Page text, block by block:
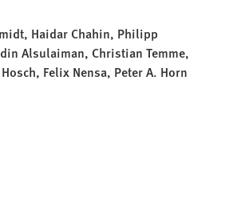
Haidar Chahin, Philipp
Alsulaiman, Christian Temme,
Felix Nensa, Peter A. Horn